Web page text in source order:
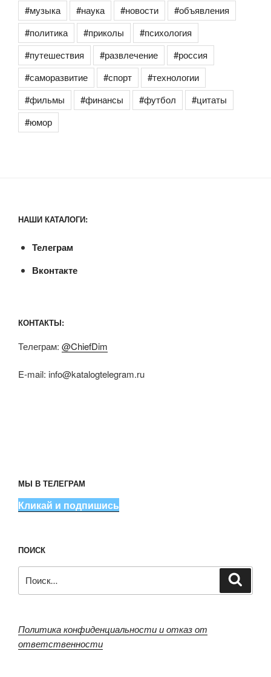
#музыка
#наука #новости
#объявления
#политика
#приколы
#психология
#путешествия
#развлечение
#россия
#саморазвитие
#спорт
#технологии
#фильмы
#финансы #футбол
#цитаты
#юмор
НАШИ КАТАЛОГИ:
Телеграм
Вконтакте
КОНТАКТЫ:
Телеграм: @ChiefDim
E-mail: info@katalogtelegram.ru
МЫ В ТЕЛЕГРАМ
Кликай и подпишись
ПОИСК
Политика конфиденциальности и отказ от
ответственности